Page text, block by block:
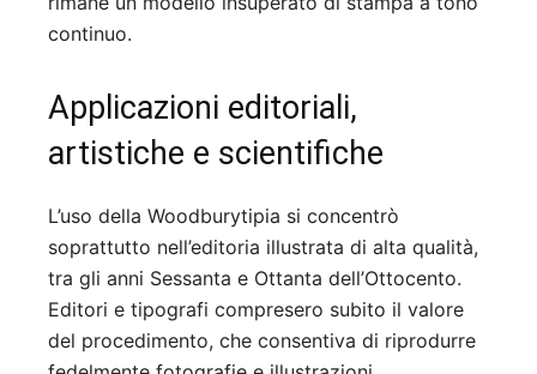
continuo.
Applicazioni editoriali,
artistiche e scientifiche
L’uso della Woodburytipia si concentrò
soprattutto nell’editoria illustrata di alta qualità,
tra gli anni Sessanta e Ottanta dell’Ottocento.
Editori e tipografi compresero subito il valore
del procedimento, che consentiva di riprodurre